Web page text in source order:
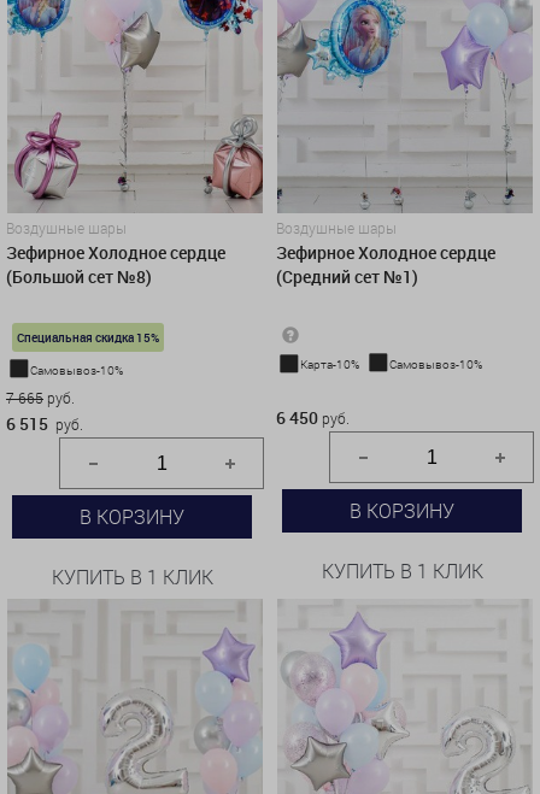
Воздушные шары
Зефирное Холодное сердце
(Большой сет №8)
Специальная скидка 15%
Самовывоз-10%
7 665 руб.
6 515 руб.
В КОРЗИНУ
КУПИТЬ В 1 КЛИК
Воздушные шары
Зефирное Холодное сердце
(Средний сет №1)
Карта-10% Самовывоз-10%
6 450 руб.
В КОРЗИНУ
КУПИТЬ В 1 КЛИК